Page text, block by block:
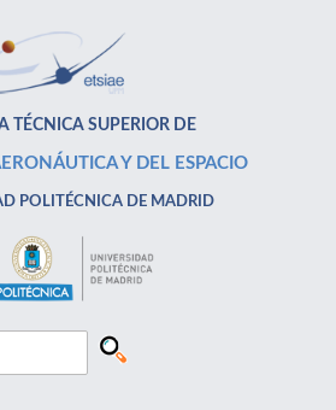
TÉCNICA SUPERIOR DE
Y DEL ESPACIO
POLITÉCNICA DE MADRID